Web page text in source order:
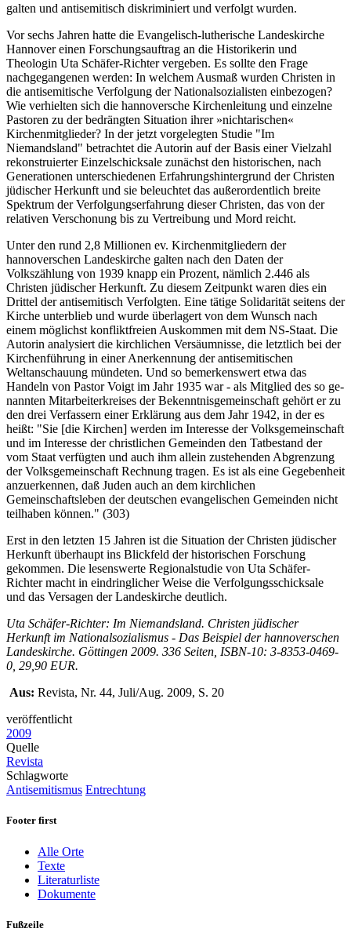
galten und antisemitisch diskriminiert und verfolgt wurden.
Vor sechs Jahren hatte die Evangelisch-lutherische Landeskirche
Hannover einen Forschungsauftrag an die Historikerin und
Theologin Uta Schäfer-Richter vergeben. Es sollte den Frage
nachgegangenen werden: In welchem Ausmaß wurden Christen in
die antisemitische Verfolgung der Nationalsozialisten einbezogen?
Wie verhielten sich die hannoversche Kirchenleitung und einzelne
Pastoren zu der bedrängten Situation ihrer »nichtarischen«
Kirchenmitglieder? In der jetzt vorgelegten Studie "Im
Niemandsland" betrachtet die Autorin auf der Basis einer Vielzahl
rekonstruierter Einzelschicksale zunächst den historischen, nach
Generationen unterschiedenen Erfahrungshintergrund der Christen
jüdischer Herkunft und sie beleuchtet das außerordentlich breite
Spektrum der Verfolgungserfahrung dieser Christen, das von der
relativen Verschonung bis zu Vertreibung und Mord reicht.
Unter den rund 2,8 Millionen ev. Kirchenmitgliedern der
hannoverschen Landeskirche galten nach den Daten der
Volkszählung von 1939 knapp ein Prozent, nämlich 2.446 als
Christen jüdischer Herkunft. Zu diesem Zeitpunkt waren dies ein
Drittel der antisemitisch Verfolgten. Eine tätige Solidarität seitens der
Kirche unterblieb und wurde überlagert von dem Wunsch nach
einem möglichst konfliktfreien Auskommen mit dem NS-Staat. Die
Autorin analysiert die kirchlichen Versäumnisse, die letztlich bei der
Kirchenführung in einer Anerkennung der antisemitischen
Weltanschauung mündeten. Und so bemerkenswert etwa das
Handeln von Pastor Voigt im Jahr 1935 war - als Mitglied des so ge-
nannten Mitarbeiterkreises der Bekenntnisgemeinschaft gehört er zu
den drei Verfassern einer Erklärung aus dem Jahr 1942, in der es
heißt: "Sie [die Kirchen] werden im Interesse der Volksgemeinschaft
und im Interesse der christlichen Gemeinden den Tatbestand der
vom Staat verfügten und auch ihm allein zustehenden Abgrenzung
der Volksgemeinschaft Rechnung tragen. Es ist als eine Gegebenheit
anzuerkennen, daß Juden auch an dem kirchlichen
Gemeinschaftsleben der deutschen evangelischen Gemeinden nicht
teilhaben können." (303)
Erst in den letzten 15 Jahren ist die Situation der Christen jüdischer
Herkunft überhaupt ins Blickfeld der historischen Forschung
gekommen. Die lesenswerte Regionalstudie von Uta Schäfer-
Richter macht in eindringlicher Weise die Verfolgungsschicksale
und das Versagen der Landeskirche deutlich.
Uta Schäfer-Richter: Im Niemandsland. Christen jüdischer
Herkunft im Nationalsozialismus - Das Beispiel der hannoverschen
Landeskirche. Göttingen 2009. 336 Seiten, ISBN-10: 3-8353-0469-
0, 29,90 EUR.
Aus: Revista, Nr. 44, Juli/Aug. 2009, S. 20
veröffentlicht
2009
Quelle
Revista
Schlagworte
Antisemitismus Entrechtung
Footer first
Alle Orte
Texte
Literaturliste
Dokumente
Fußzeile